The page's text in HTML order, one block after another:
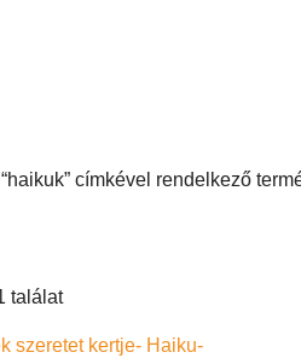
címkével rendelkező
találat